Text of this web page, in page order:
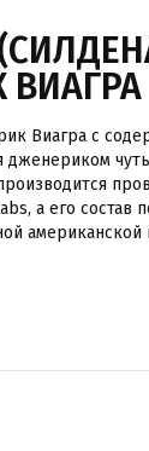
Виагра с
дженериком
а его состав
американской